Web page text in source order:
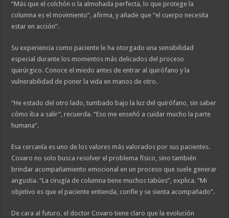
“Más que el colchón o la almohada perfecta, lo que protege la
columna es el movimiento”, afirma, y añade que “el cuerpo necesita
estar en acción”.
Su experiencia como paciente le ha otorgado una sensibilidad
especial durante los momentos más delicados del proceso
quirúrgico. Conoce el miedo antes de entrar al quirófano y la
vulnerabilidad de poner la vida en manos de otro.
“He estado del otro lado, tumbado bajo la luz del quirófano, sin saber
cómo iba a salir”, recuerda. “Eso me enseñó a cuidar mucho la parte
humana”.
Esa cercanía es uno de los valores más valorados por sus pacientes.
Covaro no solo busca resolver el problema físico, sino también
brindar acompañamiento emocional en un proceso que suele generar
angustia. “La cirugía de columna tiene muchos tabúes”, explica. “Mi
objetivo es que el paciente entienda, confíe y se sienta acompañado”.
De cara al futuro, el doctor Covaro tiene claro que la evolución